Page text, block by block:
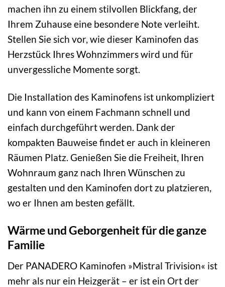
machen ihn zu einem stilvollen Blickfang, der
Ihrem Zuhause eine besondere Note verleiht.
Stellen Sie sich vor, wie dieser Kaminofen das
Herzstück Ihres Wohnzimmers wird und für
unvergessliche Momente sorgt.
Die Installation des Kaminofens ist unkompliziert
und kann von einem Fachmann schnell und
einfach durchgeführt werden. Dank der
kompakten Bauweise findet er auch in kleineren
Räumen Platz. Genießen Sie die Freiheit, Ihren
Wohnraum ganz nach Ihren Wünschen zu
gestalten und den Kaminofen dort zu platzieren,
wo er Ihnen am besten gefällt.
Wärme und Geborgenheit für die ganze
Familie
Der PANADERO Kaminofen »Mistral Trivision« ist
mehr als nur ein Heizgerät – er ist ein Ort der